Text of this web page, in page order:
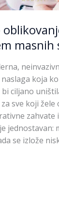
masnih
koja
ciljano
sve koji
zahvate
jednostavan:
se izlože